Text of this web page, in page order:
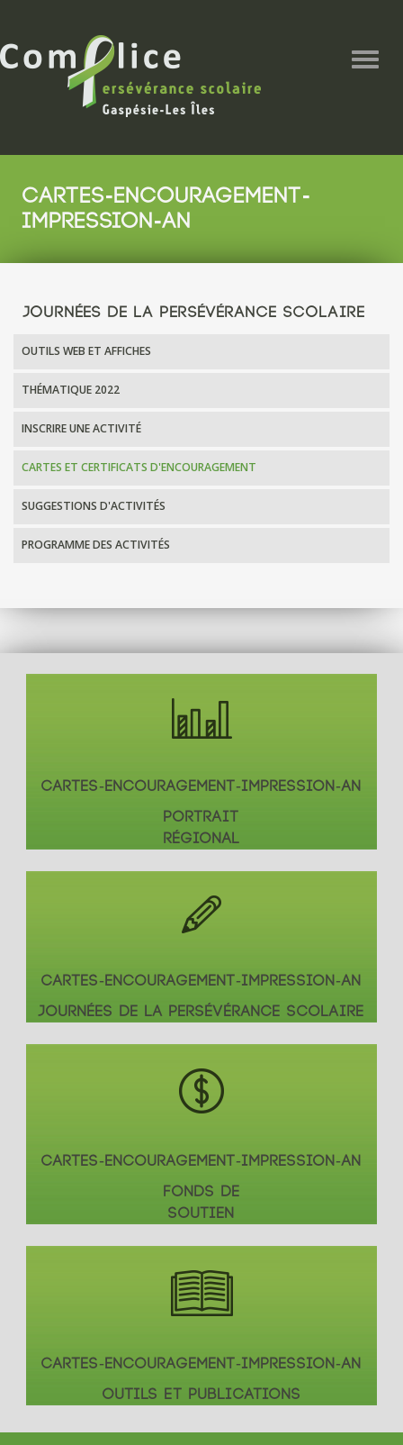
CARTES-ENCOURAGEMENT-
IMPRESSION-AN
JOURNÉES DE LA PERSÉVÉRANCE SCOLAIRE
OUTILS WEB ET AFFICHES
THÉMATIQUE 2022
INSCRIRE UNE ACTIVITÉ
CARTES ET CERTIFICATS D'ENCOURAGEMENT
SUGGESTIONS D'ACTIVITÉS
PROGRAMME DES ACTIVITÉS
CARTES-ENCOURAGEMENT-IMPRESSION-AN
PORTRAIT
RÉGIONAL
CARTES-ENCOURAGEMENT-IMPRESSION-AN
JOURNÉES DE LA PERSÉVÉRANCE SCOLAIRE
CARTES-ENCOURAGEMENT-IMPRESSION-AN
FONDS DE
SOUTIEN
CARTES-ENCOURAGEMENT-IMPRESSION-AN
OUTILS ET PUBLICATIONS